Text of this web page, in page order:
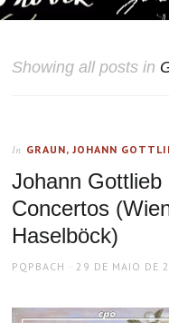
Showing all posts in
In GRAUN, JOHANN
Johann Gottlieb
Concertos
Haselböck)
AUTHOR
PQPBACH
POSTED
29 DE MAIO DE